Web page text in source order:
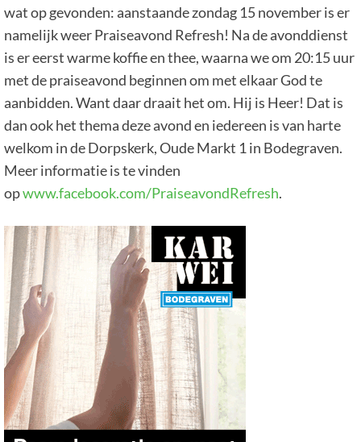
wat op gevonden: aanstaande zondag 15 november is er
namelijk weer Praiseavond Refresh! Na de avonddienst
is er eerst warme koffie en thee, waarna we om 20:15 uur
met de praiseavond beginnen om met elkaar God te
aanbidden. Want daar draait het om. Hij is Heer! Dat is
dan ook het thema deze avond en iedereen is van harte
welkom in de Dorpskerk, Oude Markt 1 in Bodegraven.
Meer informatie is te vinden
opwww.facebook.com/PraiseavondRefresh.